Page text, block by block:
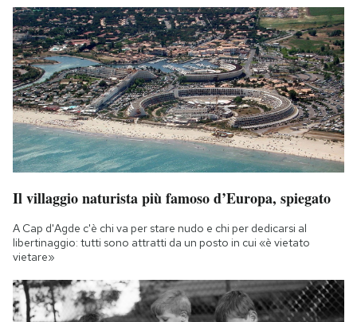
Il villaggio naturista più famoso d’Europa, spiegato
A Cap d'Agde c'è chi va per stare nudo e chi per dedicarsi al
libertinaggio: tutti sono attratti da un posto in cui «è vietato
vietare»